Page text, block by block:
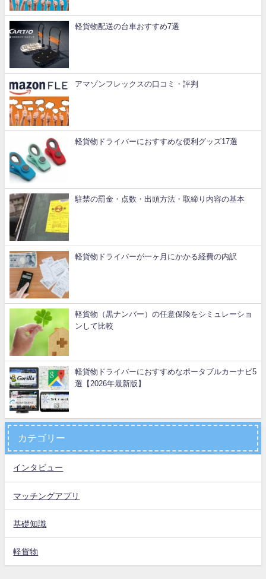
軽貨物配送の台車おすすめ7選
アマゾンフレックスの口コミ・評判
軽貨物ドライバーにおすすめな便利グッズ17選
駐禁の罰金・点数・出頭方法・取締り内容の基本
軽貨物ドライバーが一ヶ月にかかる経費の内訳
軽貨物（黒ナンバー）の任意保険をシミュレーショ
ンして比較
軽貨物ドライバーにおすすめなポータブルカーナビ5
選【2026年最新版】
カテゴリー
インタビュー
マッチングアプリ
基礎知識
軽貨物